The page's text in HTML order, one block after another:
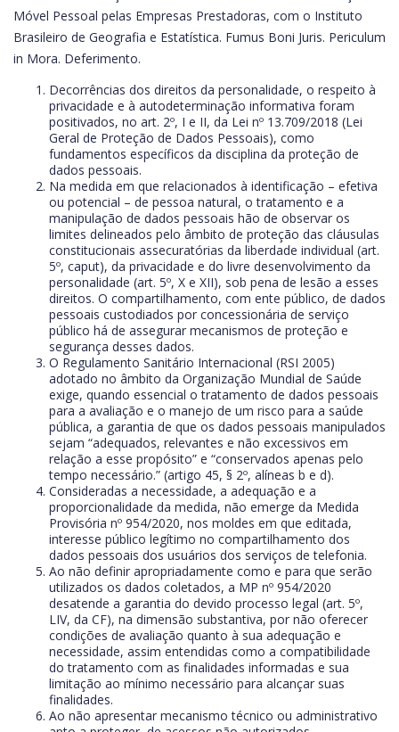
Móvel Pessoal pelas Empresas Prestadoras, com o Instituto
Brasileiro de Geografia e Estatística. Fumus Boni Juris. Periculum
in Mora. Deferimento.
Decorrências dos direitos da personalidade, o respeito à
privacidade e à autodeterminação informativa foram
positivados, no art. 2º, I e II, da Lei nº 13.709/2018 (Lei
Geral de Proteção de Dados Pessoais), como
fundamentos específicos da disciplina da proteção de
dados pessoais.
Na medida em que relacionados à identificação – efetiva
ou potencial – de pessoa natural, o tratamento e a
manipulação de dados pessoais hão de observar os
limites delineados pelo âmbito de proteção das cláusulas
constitucionais assecuratórias da liberdade individual (art.
5º, caput), da privacidade e do livre desenvolvimento da
personalidade (art. 5º, X e XII), sob pena de lesão a esses
direitos. O compartilhamento, com ente público, de dados
pessoais custodiados por concessionária de serviço
público há de assegurar mecanismos de proteção e
segurança desses dados.
O Regulamento Sanitário Internacional (RSI 2005)
adotado no âmbito da Organização Mundial de Saúde
exige, quando essencial o tratamento de dados pessoais
para a avaliação e o manejo de um risco para a saúde
pública, a garantia de que os dados pessoais manipulados
sejam “adequados, relevantes e não excessivos em
relação a esse propósito” e “conservados apenas pelo
tempo necessário.” (artigo 45, § 2º, alíneas b e d).
Consideradas a necessidade, a adequação e a
proporcionalidade da medida, não emerge da Medida
Provisória nº 954/2020, nos moldes em que editada,
interesse público legítimo no compartilhamento dos
dados pessoais dos usuários dos serviços de telefonia.
Ao não definir apropriadamente como e para que serão
utilizados os dados coletados, a MP nº 954/2020
desatende a garantia do devido processo legal (art. 5º,
LIV, da CF), na dimensão substantiva, por não oferecer
condições de avaliação quanto à sua adequação e
necessidade, assim entendidas como a compatibilidade
do tratamento com as finalidades informadas e sua
limitação ao mínimo necessário para alcançar suas
finalidades.
Ao não apresentar mecanismo técnico ou administrativo